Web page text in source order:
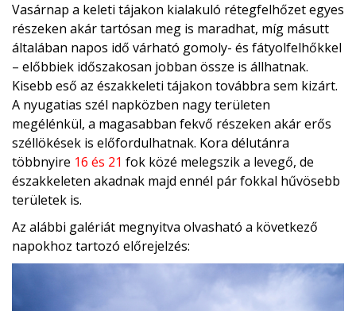
Vasárnap a keleti tájakon kialakuló rétegfelhőzet egyes
részeken akár tartósan meg is maradhat, míg másutt
általában napos idő várható gomoly- és fátyolfelhőkkel
– előbbiek időszakosan jobban össze is állhatnak.
Kisebb eső az északkeleti tájakon továbbra sem kizárt.
A nyugatias szél napközben nagy területen
megélénkül, a magasabban fekvő részeken akár erős
széllökések is előfordulhatnak. Kora délutánra
többnyire 16 és 21 fok közé melegszik a levegő, de
északkeleten akadnak majd ennél pár fokkal hűvösebb
területek is.
Az alábbi galériát megnyitva olvasható a következő
napokhoz tartozó előrejelzés: